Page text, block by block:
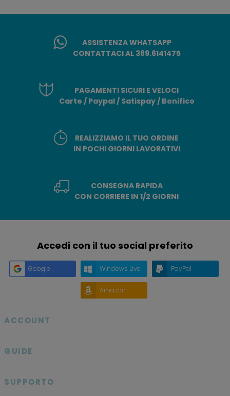
ASSISTENZA WHATSAPP
CONTATTACI AL 389.6141475
PAGAMENTI SICURI E VELOCI
Carte / Paypal / Satispay / Bonifico
REALIZZIAMO IL TUO ORDINE
IN POCHI GIORNI LAVORATIVI
CONSEGNA RAPIDA
CON CORRIERE IN 1/2 GIORNI
Accedi con il tuo social preferito
Google Windows Live PayPal
Amazon
ACCOUNT
GUIDE
SUPPORTO